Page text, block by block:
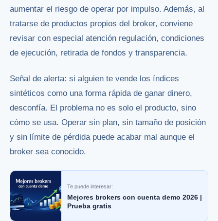
aumentar el riesgo de operar por impulso. Además, al
tratarse de productos propios del broker, conviene
revisar con especial atención regulación, condiciones
de ejecución, retirada de fondos y transparencia.
Señal de alerta: si alguien te vende los índices
sintéticos como una forma rápida de ganar dinero,
desconfía. El problema no es solo el producto, sino
cómo se usa. Operar sin plan, sin tamaño de posición
y sin límite de pérdida puede acabar mal aunque el
broker sea conocido.
Te puede interesar:
Mejores brokers con cuenta demo 2026 |
Prueba gratis